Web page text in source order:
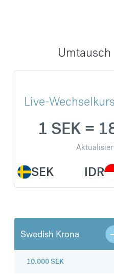
Umtausch
Live-
SEK
1 SEK =
IDR
Swedish Krona
10.000SEK